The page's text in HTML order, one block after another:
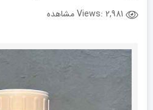
2,981 مشاهده